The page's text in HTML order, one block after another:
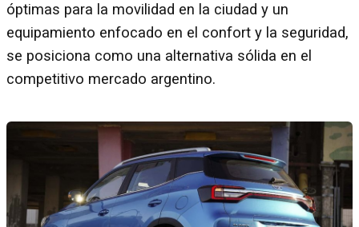
óptimas para la movilidad en la ciudad y un
equipamiento enfocado en el confort y la seguridad,
se posiciona como una alternativa sólida en el
competitivo mercado argentino.